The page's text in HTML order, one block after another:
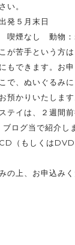
い。
発５月末日
喫煙なし 動物：
が苦手という方
もできます。お
で、ぬいぐるみ
預かりいたします
テイは、２週間前
ログ当で紹介し
（もしくは
の上、お申込みく